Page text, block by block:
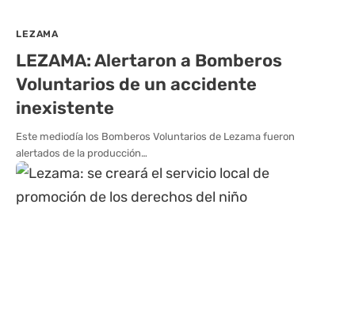
LEZAMA
LEZAMA: Alertaron a Bomberos
Voluntarios de un accidente
inexistente
Este mediodía los Bomberos Voluntarios de Lezama fueron
alertados de la producción…